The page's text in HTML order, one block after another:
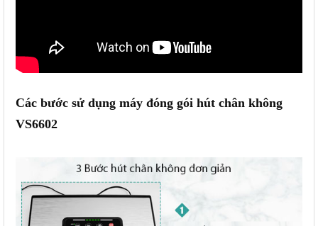
Các bước sử dụng máy đóng gói hút chân không
VS6602